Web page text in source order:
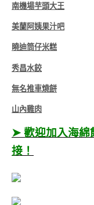
南機場芋頭大王
美蘭阿姨果汁吧
曉迪筒仔米糕
秀昌水餃
無名推車燒餅
山內雞肉
➤ 歡迎加入海綿
接！